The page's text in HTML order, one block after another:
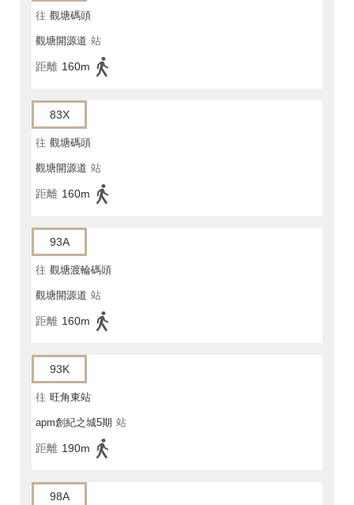
往 觀塘碼頭
觀塘開源道 站
距離 160m
83X
往 觀塘碼頭
觀塘開源道 站
距離 160m
93A
往 觀塘渡輪碼頭
觀塘開源道 站
距離 160m
93K
往 旺角東站
apm創紀之城5期 站
距離 190m
98A